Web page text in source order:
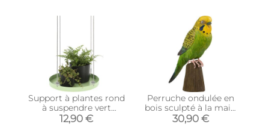
Support à plantes rond
à suspendre vert
(Diamètre de 24 cm)
12,90 €
Perruche ondulée en
bois sculpté à la main
15.5 x 5.2 x 15.1 cm
30,90 €